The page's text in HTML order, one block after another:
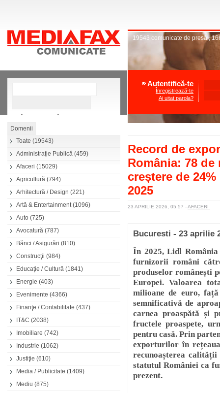
Căutare avansată
Toate (19543)
Administraţie Publică (459)
Afaceri (15029)
Agricultură (794)
Arhitectură / Design (221)
Artă & Entertainment(1096)
Auto (725)
Avocatură (787)
Bănci / Asigurări (810)
Construcţii (984)
Educaţie / Cultură (1841)
Energie (403)
Evenimente (4366)
Finanţe / Contabilitate (437)
IT&C (2038)
Imobiliare (742)
Industrie (1062)
Justiţie (610)
Media / Publicitate (1409)
Mediu (875)
19543 comunicate de presă,
Autentifică-te
Înregistrează-te
Ai uitat parola?
Record de
România: 78
creștere de
2025
23 APRILIE 2026, 05.57 -AFACERI
Bucuresti - 23 aprilie
În 2025, Lidl
furnizorii români
produselor românești
Europei. Valoarea
milioane de euro,
semnificativă de
carnea proaspătă și
fructele proaspete,
pentru casă. Prin
exporturilor în
recunoașterea calității
statutul României ca
prezent.